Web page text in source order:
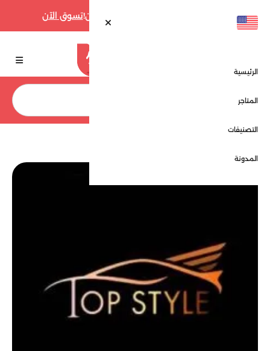
تسوق الآن
الرئيسية
المتاجر
التصنيفات
المدونة